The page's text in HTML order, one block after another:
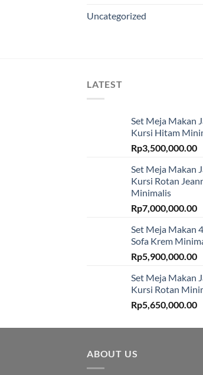
Uncategorized
LATEST
Set Meja Makan
Kursi Hitam
Rp3,500,000.00
Set Meja Makan
Kursi Rotan
Minimalis
Rp7,000,000.00
Set Meja Makan
Sofa Krem
Rp5,900,000.00
Set Meja Makan
Kursi Rotan
Rp5,650,000.00
ABOUT US